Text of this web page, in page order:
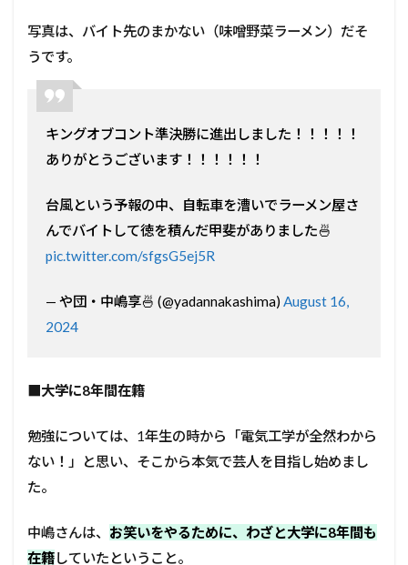
写真は、バイト先のまかない（味噌野菜ラーメン）だそ
うです。
キングオブコント準決勝に進出しました！！！！！
ありがとうございます！！！！！！
台風という予報の中、自転車を漕いでラーメン屋さ
んでバイトして徳を積んだ甲斐がありました🍜
pic.twitter.com/sfgsG5ej5R
— や団・中嶋享🍜 (@yadannakashima) August 16,
2024
■大学に8年間在籍
勉強については、1年生の時から「電気工学が全然わから
ない！」と思い、そこから本気で芸人を目指し始めまし
た。
中嶋さんは、 お笑いをやるために、わざと大学に8年間も
在籍していたということ。